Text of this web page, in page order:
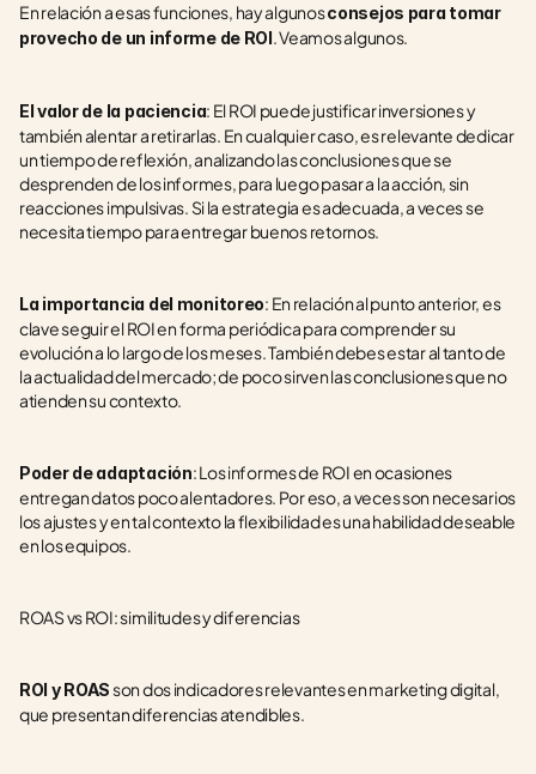
En relación a esas funciones, hay algunos consejos para tomar
provecho de un informe de ROI. Veamos algunos.
El valor de la paciencia: El ROI puede justificar inversiones y
también alentar a retirarlas. En cualquier caso, es relevante dedicar
un tiempo de reflexión, analizando las conclusiones que se
desprenden de los informes, para luego pasar a la acción, sin
reacciones impulsivas. Si la estrategia es adecuada, a veces se
necesita tiempo para entregar buenos retornos.
La importancia del monitoreo: En relación al punto anterior, es
clave seguir el ROI en forma periódica para comprender su
evolución a lo largo de los meses. También debes estar al tanto de
la actualidad del mercado; de poco sirven las conclusiones que no
atienden su contexto.
Poder de adaptación: Los informes de ROI en ocasiones
entregan datos poco alentadores. Por eso, a veces son necesarios
los ajustes y en tal contexto la flexibilidad es una habilidad deseable
en los equipos.
ROAS vs ROI: similitudes y diferencias
ROI y ROAS son dos indicadores relevantes en marketing digital,
que presentan diferencias atendibles.